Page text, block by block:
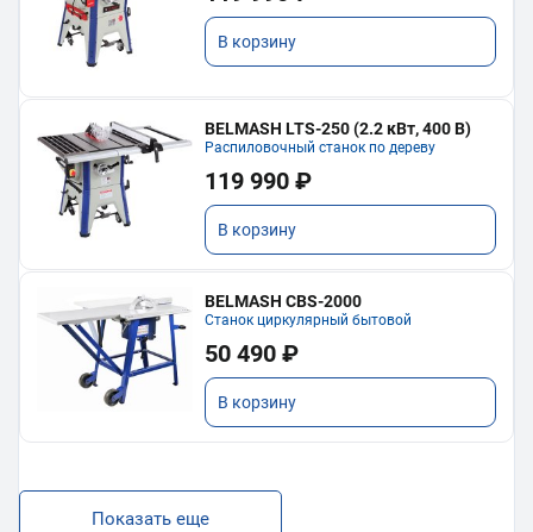
В корзину
BELMASH LTS-250 (2.2 кВт, 400 В)
Распиловочный станок по дереву
119 990 ₽
В корзину
BELMASH CBS-2000
Станок циркулярный бытовой
50 490 ₽
В корзину
Показать еще